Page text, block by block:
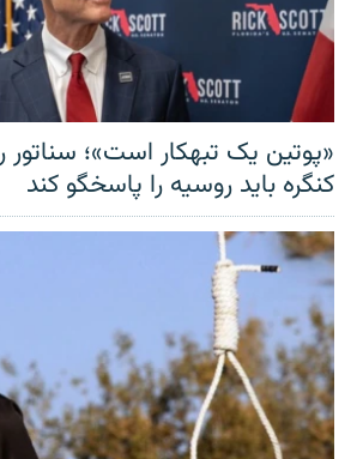
«پوتین یک تبهکار است»؛
کنگره باید روسیه را پاسخگو کند